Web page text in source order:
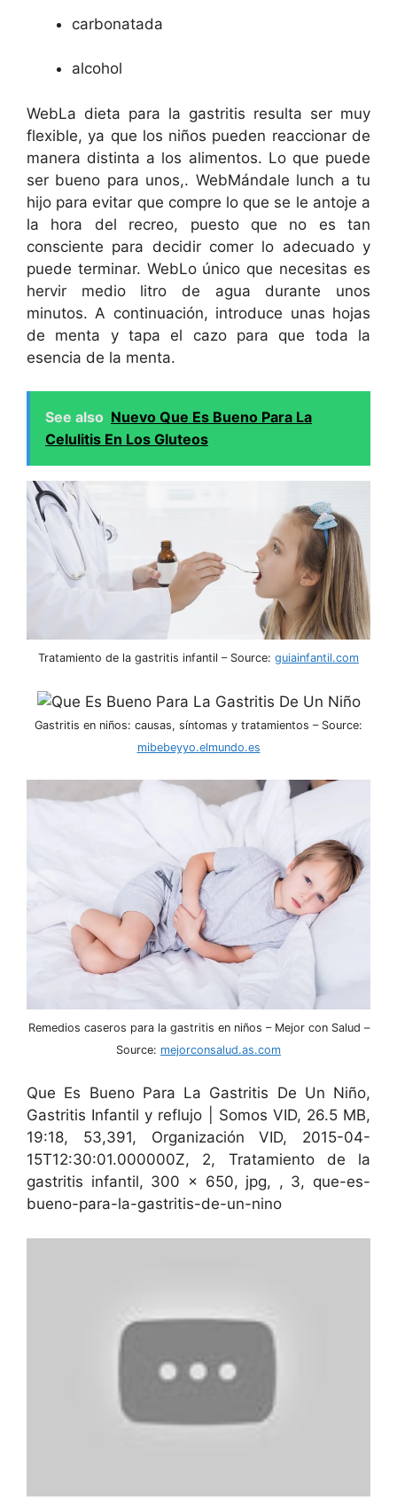
carbonatada
alcohol
WebLa dieta para la gastritis resulta ser muy
flexible, ya que los niños pueden reaccionar de
manera distinta a los alimentos. Lo que puede
ser bueno para unos,. WebMándale lunch a tu
hijo para evitar que compre lo que se le antoje a
la hora del recreo, puesto que no es tan
consciente para decidir comer lo adecuado y
puede terminar. WebLo único que necesitas es
hervir medio litro de agua durante unos
minutos. A continuación, introduce unas hojas
de menta y tapa el cazo para que toda la
esencia de la menta.
See also Nuevo Que Es Bueno Para La
Celulitis En Los Gluteos
Tratamiento de la gastritis infantil – Source: guiainfantil.com
Gastritis en niños: causas, síntomas y tratamientos – Source:
mibebeyyo.elmundo.es
Remedios caseros para la gastritis en niños – Mejor con Salud –
Source: mejorconsalud.as.com
Que Es Bueno Para La Gastritis De Un Niño,
Gastritis Infantil y reflujo | Somos VID, 26.5 MB,
19:18, 53,391, Organización VID, 2015-04-
15T12:30:01.000000Z, 2, Tratamiento de la
gastritis infantil, 300 x 650, jpg, , 3, que-es-
bueno-para-la-gastritis-de-un-nino